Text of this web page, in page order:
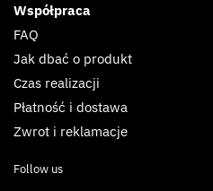
Współpraca
FAQ
Jak dbać o produkt
Czas realizacji
Płatność i dostawa
Zwrot i reklamacje
Follow us